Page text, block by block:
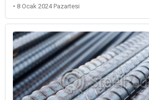
• 8 Ocak 2024 Pazartesi